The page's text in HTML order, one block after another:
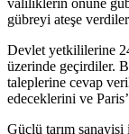
valiliklerin önüne
gübreyi ateşe
Devlet yetkililerine
üzerinde geçirdiler.
taleplerine cevap
edeceklerini ve
Güçlü tarım sanayisi